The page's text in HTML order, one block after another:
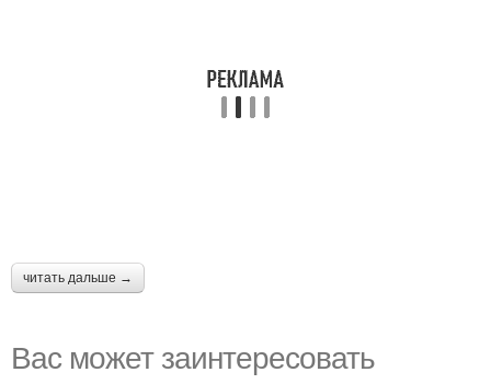
читать дальше →
Вас может заинтересовать